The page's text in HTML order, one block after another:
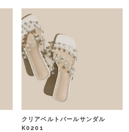
クリアベルトパールサンダル
K0201